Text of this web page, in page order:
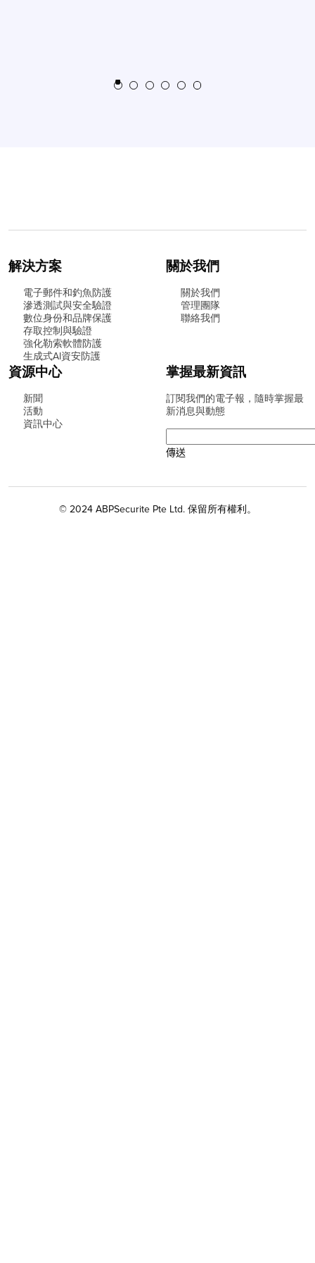
解決方案
電子郵件和釣魚防護
滲透測試與安全驗證
數位身份和品牌保護
存取控制與驗證
強化勒索軟體防護
生成式AI資安防護
關於我們
關於我們
管理團隊
聯絡我們
資源中心
新聞
活動
資訊中心
掌握最新資訊
訂閱我們的電子報，隨時掌握最
新消息與動態
© 2024 ABPSecurite Pte Ltd. 保留所有權利。